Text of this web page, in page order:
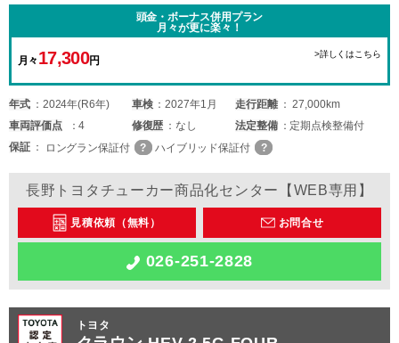
頭金・ボーナス併用プラン
月々が更に楽々！
月々 17,300円
>詳しくはこちら
年式 2024年(R6年) 車検 2027年1月 走行距離
27,000km
車両評価点 4 修復歴 なし 法定整備
定期点検整備付
保証
ロングラン保証付 ハイブリッド保証付
長野トヨタチューカー商品化センター【WEB専用】
見積依頼（無料） お問合せ
026-251-2828
トヨタ